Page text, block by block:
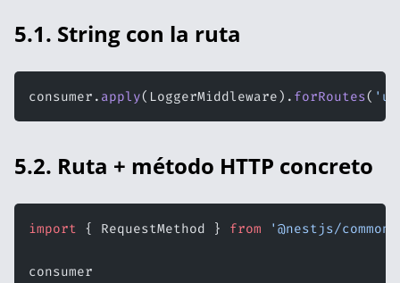
5.1. String con la ruta
consumer. apply(LoggerMiddleware). forRoutes(
5.2. Ruta + método HTTP concreto
import { RequestMethod } from '@nestjs/common'
consumer